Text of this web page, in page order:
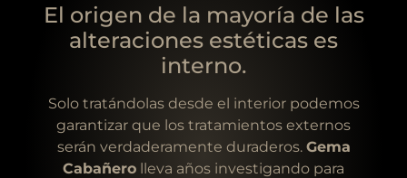
El origen de la mayoría de las
alteraciones estéticas es
interno.
Solo tratándolas desde el interior podemos
garantizar que los tratamientos externos
serán verdaderamente duraderos. Gema
Cabañero lleva años investigando para